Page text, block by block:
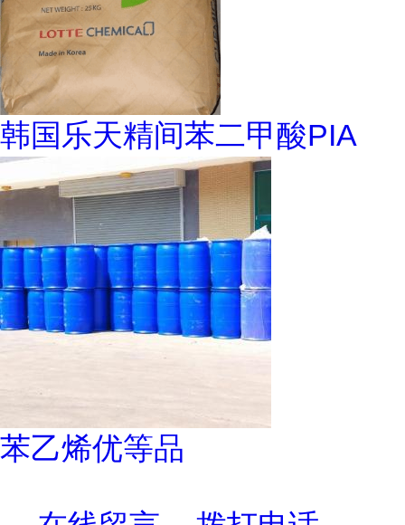
韩国乐天精间苯二甲酸PIA
苯乙烯优等品